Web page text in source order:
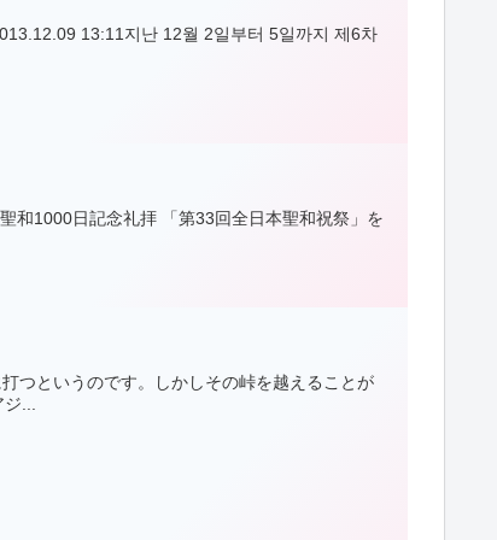
13:11지난 12월 2일부터 5일까지 제6차
和1000日記念礼拝 「第33回全日本聖和祝祭」を
つというのです。しかしその峠を越えることが
...